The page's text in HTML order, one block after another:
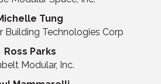
Tung
Building Technologies Corp
Ross Parks
Modular, Inc.